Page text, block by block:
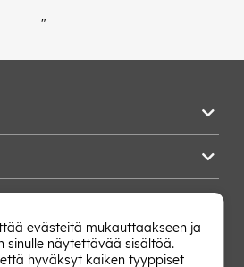
"
evästeitä mukauttaakseen ja
sinulle näytettävää sisältöä.
hyväksyt kaiken tyyppiset